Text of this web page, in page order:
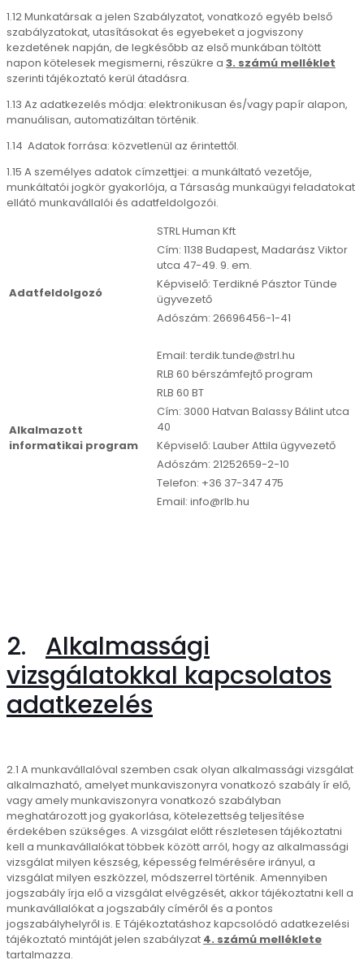
1.12 Munkatársak a jelen Szabályzatot, vonatkozó egyéb belső
szabályzatokat, utasításokat és egyebeket a jogviszony
kezdetének napján, de legkésőbb az első munkában töltött
napon kötelesek megismerni, részükre a 3. számú melléklet
szerinti tájékoztató kerül átadásra.
1.13 Az adatkezelés módja: elektronikusan és/vagy papír alapon,
manuálisan, automatizáltan történik.
1.14 Adatok forrása: közvetlenül az érintettől.
1.15 A személyes adatok címzettjei: a munkáltató vezetője,
munkáltatói jogkör gyakorlója, a Társaság munkaügyi feladatokat
ellátó munkavállalói és adatfeldolgozói.
Adatfeldolgozó
STRL Human Kft
Cím: 1138 Budapest, Madarász Viktor
utca 47-49. 9. em.
Képviselő: Terdikné Pásztor Tünde
ügyvezető
Adószám: 26696456-1-41
Email: terdik.tunde@strl.hu
Alkalmazott
informatikai program
RLB 60 bérszámfejtő program
RLB 60 BT
Cím: 3000 Hatvan Balassy Bálint utca
40
Képviselő: Lauber Attila ügyvezető
Adószám: 21252659-2-10
Telefon: +36 37-347 475
Email: info@rlb.hu
2. Alkalmassági
vizsgálatokkal kapcsolatos
adatkezelés
2.1 A munkavállalóval szemben csak olyan alkalmassági vizsgálat
alkalmazható, amelyet munkaviszonyra vonatkozó szabály ír elő,
vagy amely munkaviszonyra vonatkozó szabályban
meghatározott jog gyakorlása, kötelezettség teljesítése
érdekében szükséges. A vizsgálat előtt részletesen tájékoztatni
kell a munkavállalókat többek között arról, hogy az alkalmassági
vizsgálat milyen készség, képesség felmérésére irányul, a
vizsgálat milyen eszközzel, módszerrel történik. Amennyiben
jogszabály írja elő a vizsgálat elvégzését, akkor tájékoztatni kell a
munkavállalókat a jogszabály címéről és a pontos
jogszabályhelyről is. E Tájékoztatáshoz kapcsolódó adatkezelési
tájékoztató mintáját jelen szabályzat 4. számú melléklete
tartalmazza.